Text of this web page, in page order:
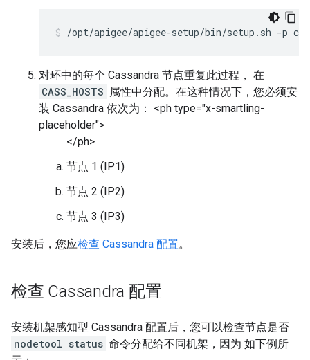
/opt/apigee/apigee-setup/bin/setup.sh -p
对环中的每个 Cassandra 节点重复此过程， 在
CASS_HOSTS 属性中分配。在这种情况下，您必须安
装 Cassandra 依次为： <ph type="x-smartling-
placeholder">
</ph>
节点 1 (IP1)
节点 2 (IP2)
节点 3 (IP3)
安装后，您应检查 Cassandra 配置。
检查 Cassandra 配置
安装机架感知型 Cassandra 配置后，您可以检查节点是否
nodetool status 命令分配给不同机架，因为 如下例所